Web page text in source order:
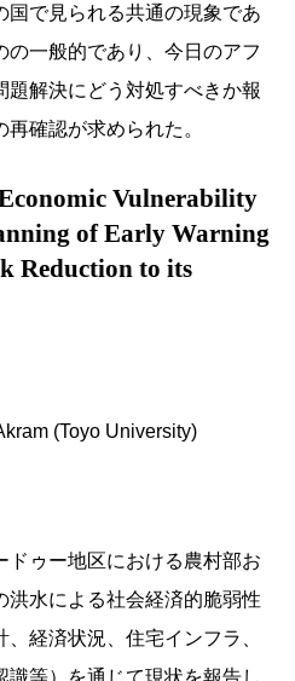
国で見られる共通の現象であ
の一般的であり、今日のアフ
題解決にどう対処すべきか報
確認が求められた。
Vulnerability
of Early Warning
Reduction to its
(Toyo University)
ドゥー地区における農村部お
洪水による社会経済的脆弱性
経済状況、住宅インフラ、